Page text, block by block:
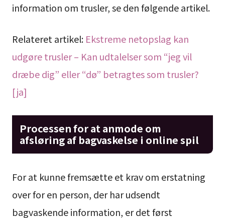
information om trusler, se den følgende artikel.
Relateret artikel: Ekstreme netopslag kan
udgøre trusler – Kan udtalelser som “jeg vil
dræbe dig” eller “dø” betragtes som trusler?
[ja]
Processen for at anmode om
afsløring af bagvaskelse i online spil
For at kunne fremsætte et krav om erstatning
over for en person, der har udsendt
bagvaskende information, er det først